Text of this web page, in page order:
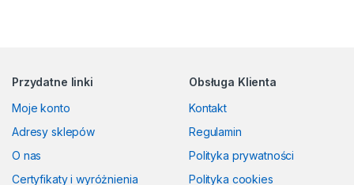
Przydatne linki
Moje konto
Adresy sklepów
O nas
Certyfikaty i wyróżnienia
Obsługa Klienta
Kontakt
Regulamin
Polityka prywatności
Polityka cookies